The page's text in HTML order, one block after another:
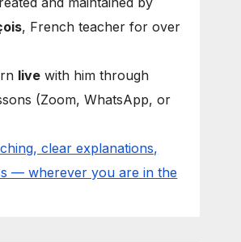
, French teacher for over
live with him through
(Zoom, WhatsApp, or
clear explanations,
— wherever you are in the